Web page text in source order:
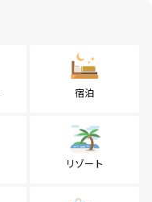
宿泊
リゾート